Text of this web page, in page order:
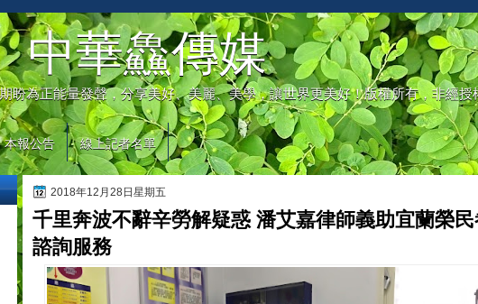
中華鱻傳媒
盼為正能量發聲，分享美好、美麗、美學，讓世界更美好！版權所有，非經
本報公告 線上記者名單
2018年12月28日星期五
千里奔波不辭辛勞解疑惑 潘艾嘉律師義助宜蘭榮
諮詢服務